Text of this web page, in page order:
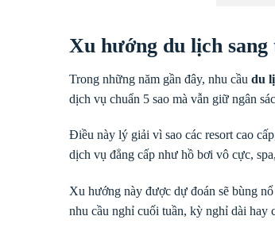
Xu hướng du lịch
Trong những năm gần đây, nhu cầu du
dịch vụ chuẩn 5 sao mà vẫn giữ ngân
Điều này lý giải vì sao các resort cao
dịch vụ đẳng cấp như hồ bơi vô cực,
Xu hướng này được dự đoán sẽ bùng
nhu cầu nghỉ cuối tuần, kỳ nghỉ dài hay